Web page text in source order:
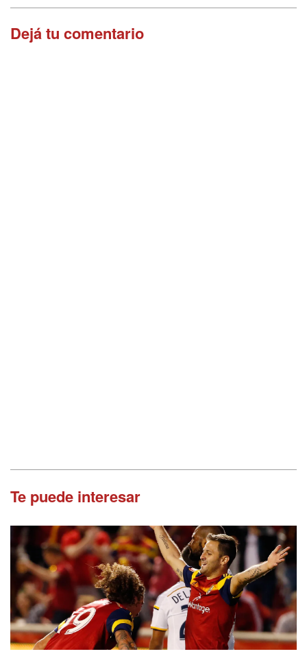
Dejá tu comentario
Te puede interesar